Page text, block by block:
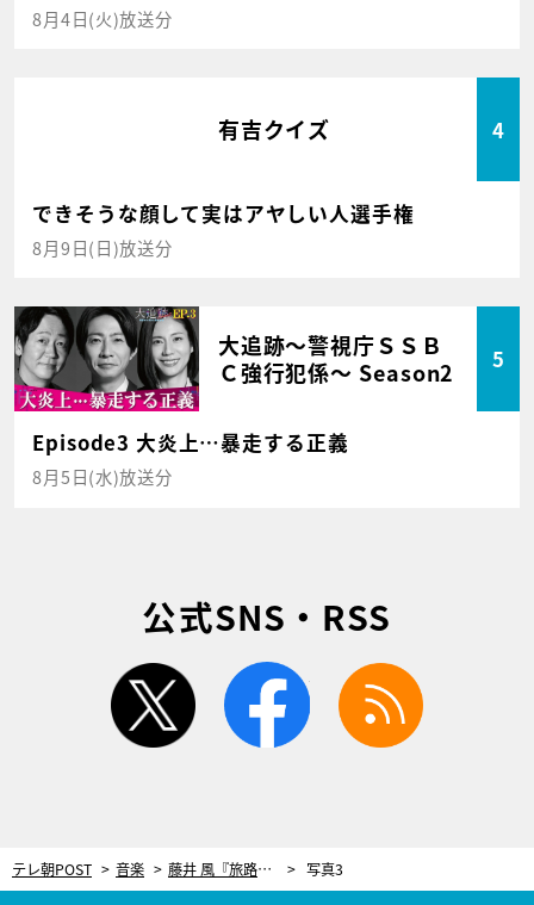
8月4日(火)放送分
有吉クイズ 4
できそうな顔して実はアヤしい人選手権
8月9日(日)放送分
大追跡～警視庁ＳＳＢ
Ｃ強行犯係～ Season2
5
Episode3 大炎上…暴走する正義
8月5日(水)放送分
公式SNS・RSS
twitter facebook
テレ朝POST 音楽 藤井 風『旅路』MV制作の裏側。監督と1対1で撮影…「ナチュラルな魅力を伝えたかった」 写真3